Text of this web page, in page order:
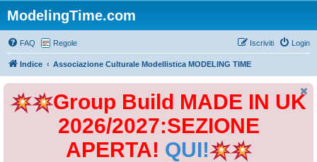
ModelingTime.com
FAQ Regole Login
Iscriviti
Indice Associazione Culturale Modellistica MODELING TIME
Group Build MADE IN UK
2026/2027:SEZIONE
APERTA! QUI!